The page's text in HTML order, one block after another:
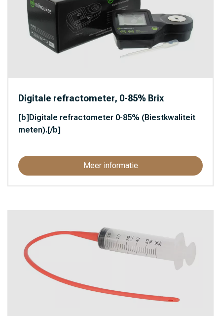
Digitale refractometer, 0-85% Brix
[b]Digitale refractometer 0-85% (Biestkwaliteit
meten).[/b]
Meer informatie